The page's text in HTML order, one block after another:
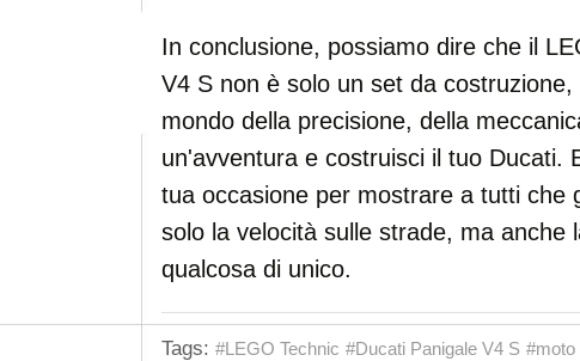
In conclusione, possiamo dire che il
V4 S non è solo un set da costruzione,
mondo della precisione, della
un'avventura e costruisci il tuo Ducati.
tua occasione per mostrare a tutti che
solo la velocità sulle strade, ma anche
qualcosa di unico.
Tags: #LEGO Technic #Ducati Panigale V4 S #moto